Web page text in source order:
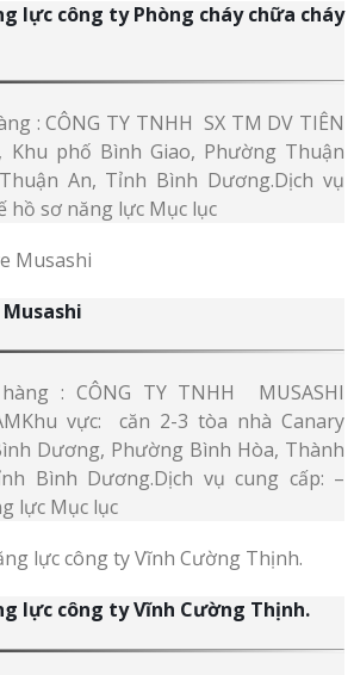
lực công ty Phòng cháy chữa cháy
: CÔNG TY TNHH SX TM DV TIÊN
phố Bình Giao, Phường Thuận
An, Tỉnh Bình Dương.Dịch vụ
hồ sơ năng lực Mục lục
: CÔNG TY TNHH MUSASHI
vực: căn 2-3 tòa nhà Canary
Dương, Phường Bình Hòa, Thành
Bình Dương.Dịch vụ cung cấp: –
lực Mục lục
lực công ty Vĩnh Cường Thịnh.